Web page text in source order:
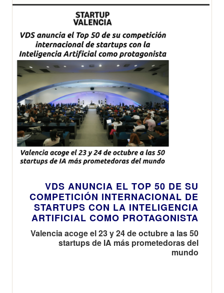
VDS ANUNCIA EL TOP 50 DE SU
COMPETICIÓN INTERNACIONAL DE
STARTUPS CON LA INTELIGENCIA
ARTIFICIAL COMO PROTAGONISTA
Valencia acoge el 23 y 24 de octubre a las 50
startups de IA más prometedoras del
mundo